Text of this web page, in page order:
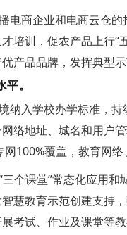
电商企业和电商云仓
培训，促农产品上行“
产品品牌，发挥典型
平。
纳入学校办学标准，
络地址、城名和用户
100%覆盖，教育网
个课堂”常态化应用
慧教育示范创建支持
考试、作业及课堂等